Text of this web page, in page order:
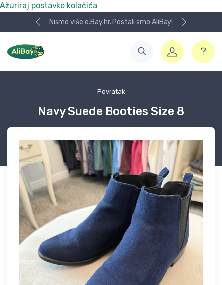
Ažuriraj postavke kolačića
Nismo više e.Bay.hr. Postali smo AliBay!
Povratak
Navy Suede Booties Size 8